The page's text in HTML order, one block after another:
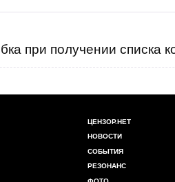
при получении списка
ЦЕНЗОР.НЕТ
НОВОСТИ
СОБЫТИЯ
РЕЗОНАНС